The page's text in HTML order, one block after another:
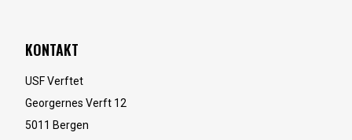
KONTAKT
USF Verftet
Georgernes Verft 12
5011 Bergen